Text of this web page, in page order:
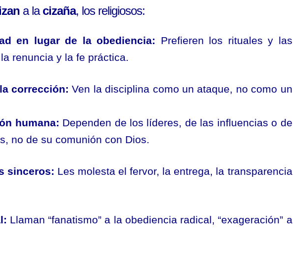
a lacizaña, los religiosos:
en lugar de la obediencia: Prefieren los rituales y las
renuncia y la fe práctica.
corrección: Ven la disciplina como un ataque, no como un
humana: Dependen de los líderes, de las influencias o de
no de su comunión con Dios.
sinceros: Les molesta el fervor, la entrega, la transparencia
Llaman “fanatismo” a la obediencia radical, “exageración” a